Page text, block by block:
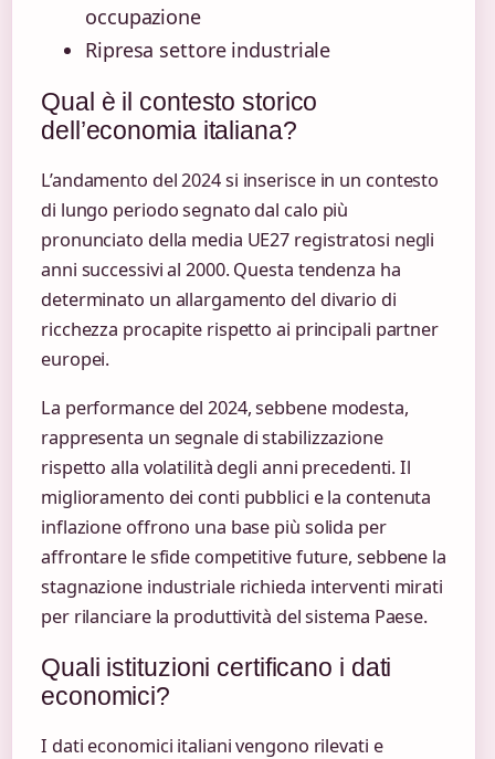
occupazione
Ripresa settore industriale
Qual è il contesto storico
dell’economia italiana?
L’andamento del 2024 si inserisce in un contesto
di lungo periodo segnato dal calo più
pronunciato della media UE27 registratosi negli
anni successivi al 2000. Questa tendenza ha
determinato un allargamento del divario di
ricchezza procapite rispetto ai principali partner
europei.
La performance del 2024, sebbene modesta,
rappresenta un segnale di stabilizzazione
rispetto alla volatilità degli anni precedenti. Il
miglioramento dei conti pubblici e la contenuta
inflazione offrono una base più solida per
affrontare le sfide competitive future, sebbene la
stagnazione industriale richieda interventi mirati
per rilanciare la produttività del sistema Paese.
Quali istituzioni certificano i dati
economici?
I dati economici italiani vengono rilevati e